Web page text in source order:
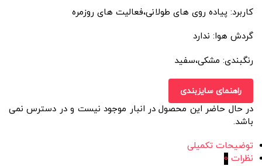
کاربرد: پیاده روی های طولانی،فعالیت های روزمره
گردش هوا: ندارد
رنگبندی: مشکی،سفید
راهنمای سایزبندی
در حال حاضر این محصول در انبار موجود نیست و در دسترس نمی
باشد.
توضیحات تکمیلی
نظرات 0